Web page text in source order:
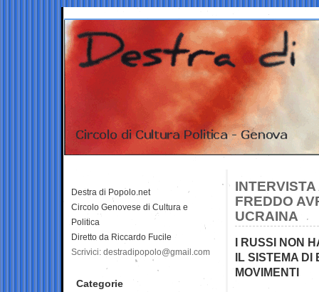
FREDDO
UCRAINA
I RUSSI NON
IL SISTEMA DI
MOVIMENTI
Destra di Popolo.net
Circolo Genovese di Cultura e
Politica
Diretto da Riccardo Fucile
Scrivici: destradipopolo@gmail.com
Categorie